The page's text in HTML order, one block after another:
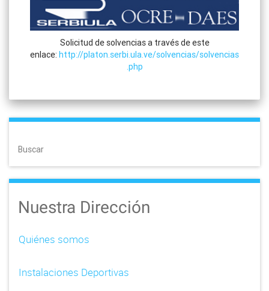
Solicitud de solvencias a través de este
enlace: http://platon.serbi.ula.ve/solvencias/solvencias
.php
Buscar
Nuestra Dirección
Quiénes somos
Instalaciones Deportivas